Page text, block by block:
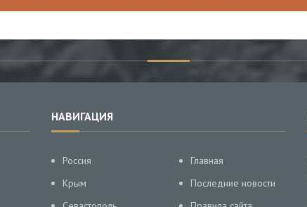
НАВИГАЦИЯ
Россия
Крым
Главная
Последние новости